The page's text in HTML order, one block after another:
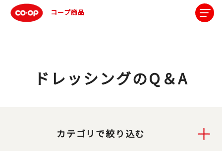
コープ商品
ドレッシングのQ＆A
カテゴリで絞り込む